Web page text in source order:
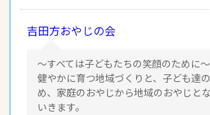
吉田方おやじの会
〜すべては子どもたちの笑顔のために
健やかに育つ地域づくりと、子ども達
め、家庭のおやじから地域のおやじと
いきます。